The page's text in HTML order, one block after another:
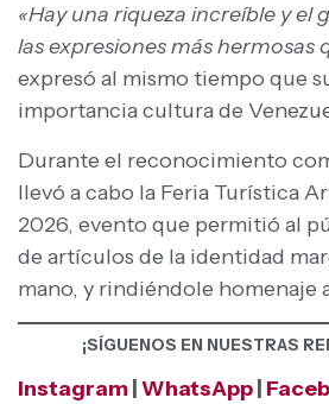
«Hay una riqueza increíble y el
las expresiones más hermosas
expresó al mismo tiempo que
importancia cultura de
Durante el reconocimiento
llevó a cabo la Feria Turística
2026, evento que permitió al
de artículos de la identidad
mano, y rindiéndole homenaje
¡SÍGUENOS EN NUESTRAS
Instagram WhatsApp